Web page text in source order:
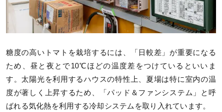
糖度の高いトマトを栽培するには、「日較差」が重要になる
ため、昼と夜とで10℃ほどの温度差をつけているといいま
す。太陽光を利用するハウスの特性上、夏場は特に室内の温
度が著しく上昇するため、「パッド＆ファンシステム」と呼
ばれる気化熱を利用する冷却システムを取り入れています。